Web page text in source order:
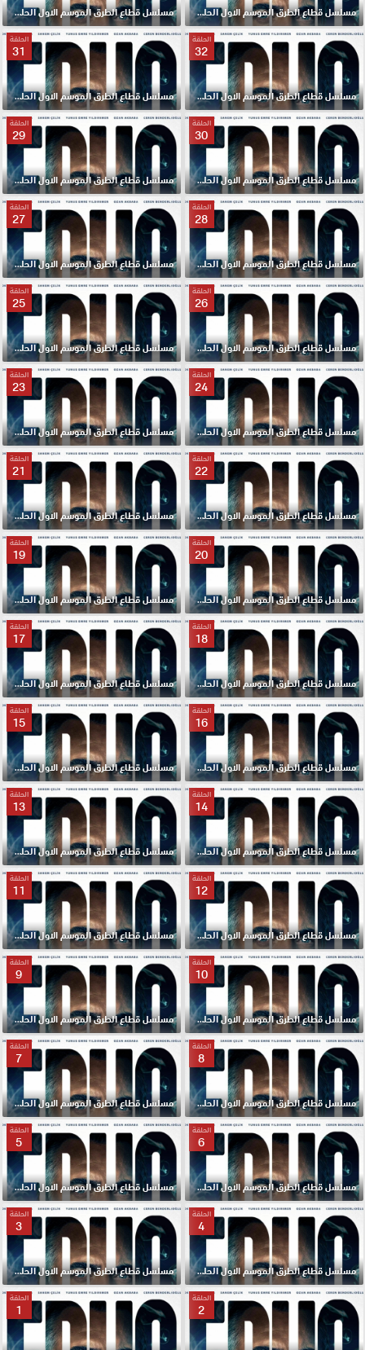
مسلسل قطاع الطرق الموسم الاول الحلقة 34 مترجم HD مسلسل قطاع الطرق الموسم الاول الحلقة 33 مترجم HD
الحلقة
32
مسلسل قطاع الطرق الموسم الاول الحلقة 32 مترجم HD
الحلقة
31
مسلسل قطاع الطرق الموسم الاول الحلقة 31 مترجم HD
الحلقة
30
مسلسل قطاع الطرق الموسم الاول الحلقة 30 مترجم HD
الحلقة
29
مسلسل قطاع الطرق الموسم الاول الحلقة 29 مترجم HD
الحلقة
28
مسلسل قطاع الطرق الموسم الاول الحلقة 28 مترجم HD
الحلقة
27
مسلسل قطاع الطرق الموسم الاول الحلقة 27 مترجم HD
الحلقة
26
مسلسل قطاع الطرق الموسم الاول الحلقة 26 مترجم HD
الحلقة
25
مسلسل قطاع الطرق الموسم الاول الحلقة 25 مترجم HD
الحلقة
24
مسلسل قطاع الطرق الموسم الاول الحلقة 24 مترجم HD
الحلقة
23
مسلسل قطاع الطرق الموسم الاول الحلقة 23 مترجم HD
الحلقة
22
مسلسل قطاع الطرق الموسم الاول الحلقة 22 مترجم HD
الحلقة
21
مسلسل قطاع الطرق الموسم الاول الحلقة 21 مترجم HD
الحلقة
20
مسلسل قطاع الطرق الموسم الاول الحلقة 20 مترجم HD
الحلقة
19
مسلسل قطاع الطرق الموسم الاول الحلقة 19 مترجم HD
الحلقة
18
مسلسل قطاع الطرق الموسم الاول الحلقة 18 مترجم HD
الحلقة
17
مسلسل قطاع الطرق الموسم الاول الحلقة 17 مترجم HD
الحلقة
16
مسلسل قطاع الطرق الموسم الاول الحلقة 16 مترجم HD
الحلقة
15
مسلسل قطاع الطرق الموسم الاول الحلقة 15 مترجم HD
الحلقة
14
مسلسل قطاع الطرق الموسم الاول الحلقة 14 مترجم HD
الحلقة
13
مسلسل قطاع الطرق الموسم الاول الحلقة 13 مترجم HD
الحلقة
12
مسلسل قطاع الطرق الموسم الاول الحلقة 12 مترجم HD
الحلقة
11
مسلسل قطاع الطرق الموسم الاول الحلقة 11 مترجم HD
الحلقة
10
مسلسل قطاع الطرق الموسم الاول الحلقة 10 مترجم HD
الحلقة
9
مسلسل قطاع الطرق الموسم الاول الحلقة 9 مترجم HD
الحلقة
8
مسلسل قطاع الطرق الموسم الاول الحلقة 8 مترجم HD
الحلقة
7
مسلسل قطاع الطرق الموسم الاول الحلقة 7 مترجم HD
الحلقة
6
مسلسل قطاع الطرق الموسم الاول الحلقة 6 مترجم HD
الحلقة
5
مسلسل قطاع الطرق الموسم الاول الحلقة 5 مترجم HD
الحلقة
4
مسلسل قطاع الطرق الموسم الاول الحلقة 4 مترجم HD
الحلقة
3
مسلسل قطاع الطرق الموسم الاول الحلقة 3 مترجم HD
الحلقة
2
الحلقة
1